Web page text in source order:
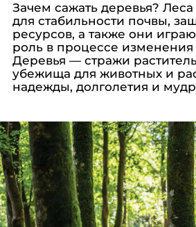
Зачем сажать деревья?
для стабильности почвы,
ресурсов, а также они
роль в процессе изменения
Деревья — стражи
убежища для животных и
надежды, долголетия и